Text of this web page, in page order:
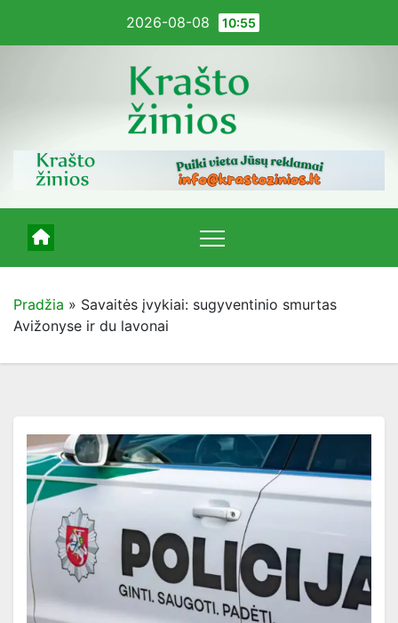
2026-08-08 10:55
Pradžia » Savaitės įvykiai: sugyventinio smurtas
Avižonyse ir du lavonai